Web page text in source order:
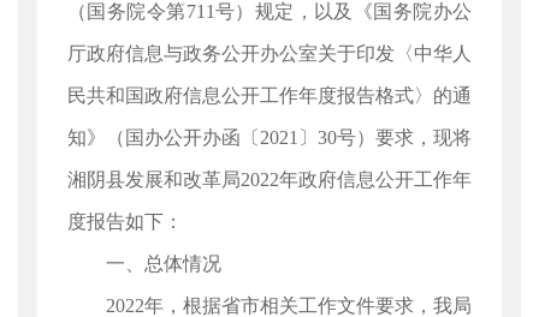
（国务院令第711号）规定，以及《国务院办公
厅政府信息与政务公开办公室关于印发〈中华人
民共和国政府信息公开工作年度报告格式〉的通
知》（国办公开办函〔2021〕30号）要求，现将
湘阴县发展和改革局2022年政府信息公开工作年
度报告如下：
一、总体情况
2022年，根据省市相关工作文件要求，我局